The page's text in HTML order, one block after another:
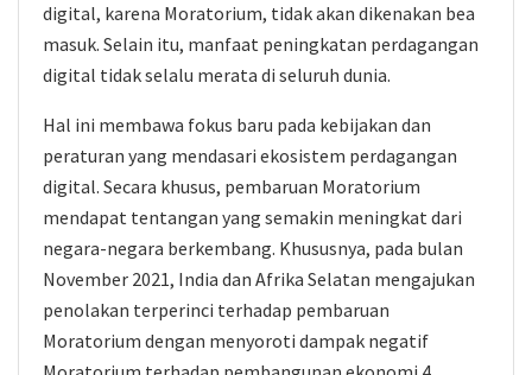
digital, karena Moratorium, tidak akan dikenakan bea
masuk. Selain itu, manfaat peningkatan perdagangan
digital tidak selalu merata di seluruh dunia.
Hal ini membawa fokus baru pada kebijakan dan
peraturan yang mendasari ekosistem perdagangan
digital. Secara khusus, pembaruan Moratorium
mendapat tentangan yang semakin meningkat dari
negara-negara berkembang. Khususnya, pada bulan
November 2021, India dan Afrika Selatan mengajukan
penolakan terperinci terhadap pembaruan
Moratorium dengan menyoroti dampak negatif